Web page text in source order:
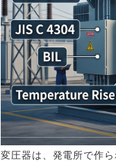
変圧器は、発電所で作